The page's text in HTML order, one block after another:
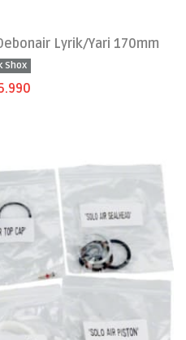
Lyrik/Yari 170mm
Shox